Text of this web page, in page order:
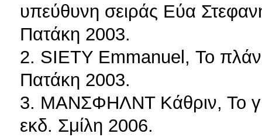
υπεύθυνη σειράς Εύα
Πατάκη 2003.
2. SIETY Emmanuel, Το
Πατάκη 2003.
3. ΜΑΝΣΦΗΛΝΤ Κάθριν, Το
εκδ. Σμίλη 2006.